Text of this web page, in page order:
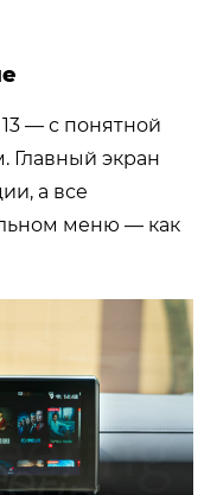
— с понятной
Главный экран
а все
меню — как